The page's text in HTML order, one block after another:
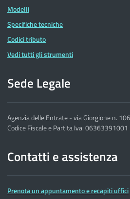
Modelli
Specifiche tecniche
Codici tributo
Vedi tutti gli strumenti
Sede Legale
Agenzia delle Entrate - via Giorgione n.
Codice Fiscale e Partita Iva: 06363391001
Contatti e assistenza
Prenota un appuntamento e recapiti uffici